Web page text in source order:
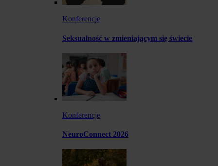
Konferencje
Seksualność w zmieniającym się świecie
Konferencje
NeuroConnect 2026